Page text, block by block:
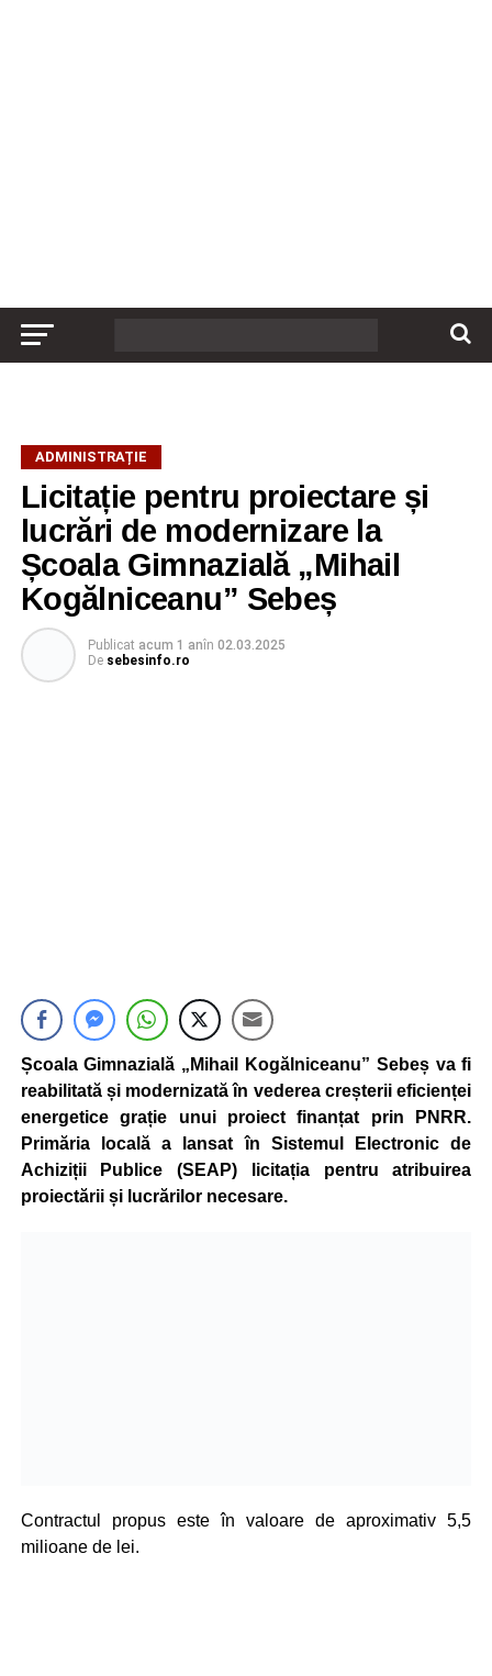
ADMINISTRAȚIE
Licitație pentru proiectare și
lucrări de modernizare la
Școala Gimnazială „Mihail
Kogălniceanu” Sebeș
Publicat acum 1 anîn 02.03.2025
De sebesinfo.ro
Școala Gimnazială „Mihail Kogălniceanu” Sebeș va fi
reabilitată și modernizată în vederea creșterii eficienței
energetice grație unui proiect finanțat prin PNRR.
Primăria locală a lansat în Sistemul Electronic de
Achiziții Publice (SEAP) licitația pentru atribuirea
proiectării și lucrărilor necesare.
Contractul propus este în valoare de aproximativ 5,5
milioane de lei.